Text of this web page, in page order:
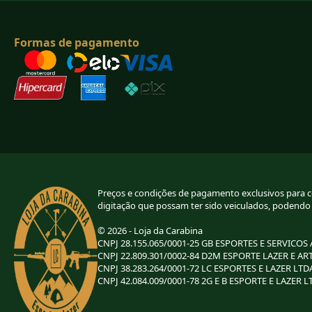
Formas de pagamento
Preços e condições de pagamento exclusivos
digitação que possam ter sido veiculados,
© 2026 - Loja da Carabina
CNPJ 28.155.065/0001-25 GB ESPORTES E
CNPJ 22.809.301/0002-84 D2M ESPORTE LAZER E
CNPJ 38.283.264/0001-72 LC ESPORTES E LAZER
CNPJ 42.084.009/0001-78 2G E B ESPORTE E LAZER